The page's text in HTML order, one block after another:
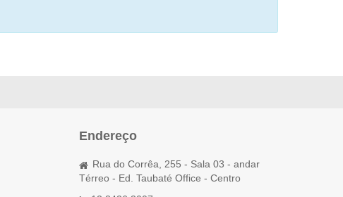
Endereço
Rua do Corrêa, 255 - Sala 03 - andar
Térreo - Ed. Taubaté Office - Centro